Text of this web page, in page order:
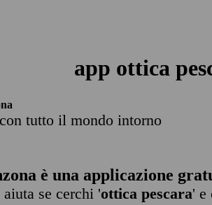
app ottica
tutto il mondo intorno
è una applicazione
se cerchi 'ottica pescara' e